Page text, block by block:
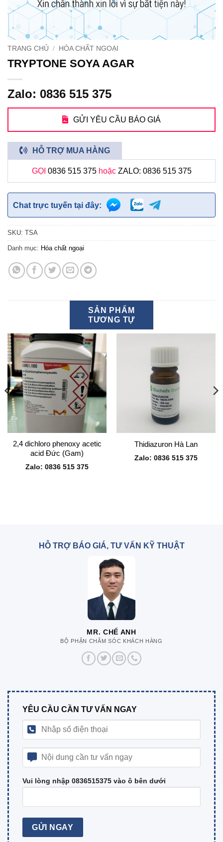
TRANG CHỦ / HÓA CHẤT NGOẠI
TRYPTONE SOYA AGAR
Zalo: 0836 515 375
GỬI YÊU CẦU BÁO GIÁ
HỖ TRỢ MUA HÀNG
GỌI 0836 515 375hoặc ZALO: 0836 515 375
Chat trực tuyến tại đây:
SKU: TSA
Danh mục: Hóa chất ngoại
SẢN PHẨM
TƯƠNG TỰ
2,4 dichloro phenoxy acetic
acid Đức (Gam)
Zalo: 0836 515 375
Thidiazuron Hà Lan
Zalo: 0836 515 375
HỖ TRỢ BÁO GIÁ, TƯ VẤN KỸ THUẬT
MR. CHẾ ANH
BỘ PHẬN CHĂM SÓC KHÁCH HÀNG
YÊU CẦU CẦN TƯ VẤN NGAY
Vui lòng nhập 0836515375 vào ô bên dưới